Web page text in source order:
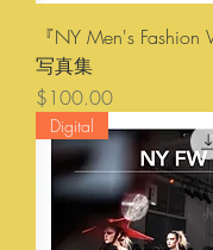
『NY Men's Fashion
写真集
価格
$100.00
Digital